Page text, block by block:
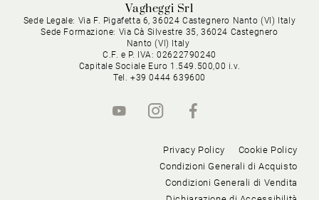
Vagheggi Srl
Sede Legale: Via F. Pigafetta 6, 36024 Castegnero Nanto (VI) Italy
Sede Formazione: Via Cà Silvestre 35, 36024 Castegnero
Nanto (VI) Italy
C.F. e P. IVA: 02622790240
Capitale Sociale Euro 1.549.500,00 i.v.
Tel. +39 0444 639600
Privacy Policy
Cookie Policy
Condizioni Generali di Acquisto
Condizioni Generali di Vendita